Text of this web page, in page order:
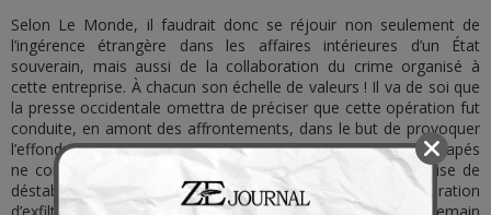
Selon Le Monde, il faudrait donc se réjouir non seulement de
l’ingérence étrangère dans les affaires intérieures d’un État
souverain, mais aussi de la collaboration du crime organisé à
cette entreprise. À chacun son échelle de valeurs ! Il va de soi que
la presse occidentale omettra de préciser que cette opération fut
conduite, en amont des affrontements, dans le but de provoquer
l’effondrement du régime communiste, l’évacuation des rescapés
ne constituant que le service après-vente de cette entreprise de
déstabilisation. Comment croire, en effet, qu’une telle opération